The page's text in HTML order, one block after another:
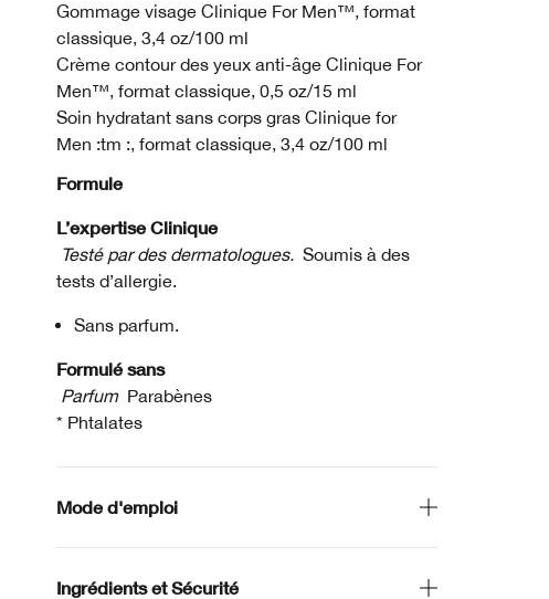
Gommage visage Clinique For Men™, format
classique, 3,4 oz/100 ml
Crème contour des yeux anti-âge Clinique For
Men™, format classique, 0,5 oz/15 ml
Soin hydratant sans corps gras Clinique for
Men :tm :, format classique, 3,4 oz/100 ml
Formule
L’expertise Clinique
Testé par des dermatologues. Soumis à des
tests d’allergie.
Sans parfum.
Formulé sans
Parfum Parabènes
* Phtalates
Mode d'emploi
Ingrédients et Sécurité